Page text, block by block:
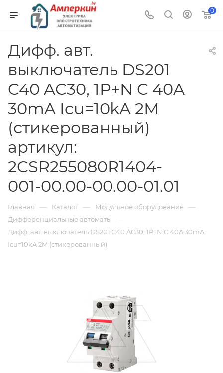
0
Дифф. авт.
выключатель DS201
C40 AC30, 1P+N C 40A
30mA Icu=10kA 2M
(стикерованный)
артикул:
2CSR255080R1404-
001-00.00-00.00-01.01
Главная — Каталог — Модульное оборудование —
Дифференциальные автоматы —
Дифф. авт. выключатель DS201 C40 AC30, 1P+N C 40A 30mA
Icu=10kA 2M (стикерованный)